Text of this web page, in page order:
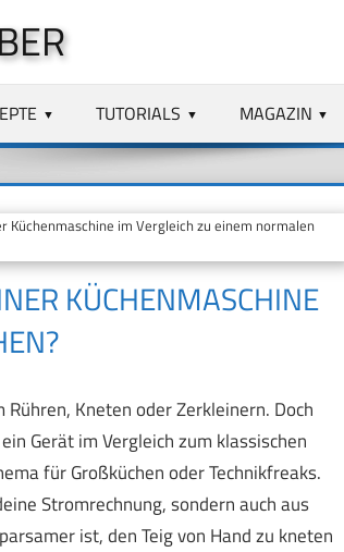
TUTORIALS MAGAZIN
im Vergleich zu einem normalen
KÜCHENMASCHINE
Kneten oder Zerkleinern. Doch
Gerät im Vergleich zum klassischen
für Großküchen oder Technikfreaks.
Stromrechnung, sondern auch aus
ist, den Teig von Hand zu kneten